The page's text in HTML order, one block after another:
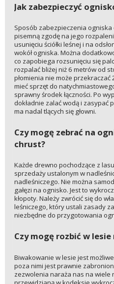
Jak zabezpieczyć
Sposób zabezpieczenia
pisemną zgodę na jego
usunięciu ściółki leśnej i na
wokół ogniska. Można
co zapobiega rozsunięciu się
rozpalać bliżej niż 6 metrów od
płomienia nie może
mieć sprzęt do
sprawny środek łączności. Po
dokładnie zalać wodą i zasypać
ma nadal tlących się głowni.
Czy mogę zebrać na
chrust?
Każde drewno pochodzące z
sprzedaży ustalonym w
nadleśniczego. Nie można
gałęzi na ognisko. Jest to
kłopoty. Należy zwrócić się do
leśniczego, który ustali zasady
niezbędne do przygotowania
Czy mogę rozbić w
Biwakowanie w lesie jest
poza nimi jest prawnie
zezwolenia naraża nas na